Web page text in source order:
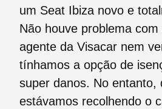
um Seat Ibiza novo e
Não houve problema
agente da Visacar nem
tínhamos a opção de
super danos. No entanto,
estávamos recolhendo o